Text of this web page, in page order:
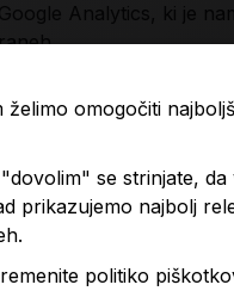
Analytics, ki je
strani.
želimo omogočiti
se strinjate,
prikazujemo najbolj
politiko